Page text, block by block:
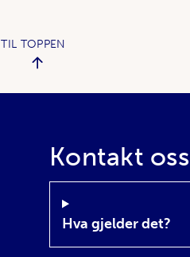
TIL TOPPEN
Kontakt oss
Hva gjelder det?